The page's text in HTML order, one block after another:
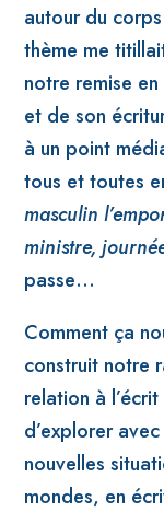
autour du
thème me
notre remise
et de son
à un point
tous et toutes
masculin
ministre,
passe…
Comment ça
construit notre
relation à
d’explorer
nouvelles
mondes, en